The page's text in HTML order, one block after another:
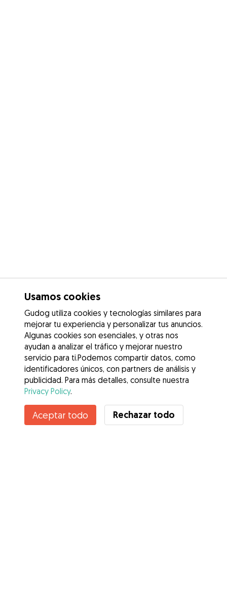
¿Conoces los Beneficios de Gudog? Ver más
Usamos cookies
Gudog utiliza cookies y tecnologías similares para
mejorar tu experiencia y personalizar tus anuncios.
Algunas cookies son esenciales, y otras nos
ayudan a analizar el tráfico y mejorar nuestro
servicio para ti.Podemos compartir datos, como
identificadores únicos, con partners de análisis y
publicidad. Para más detalles, consulte nuestra
Privacy Policy.
Aceptar todo Rechazar todo